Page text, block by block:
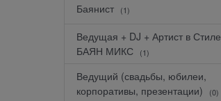
Баянист (1)
Ведущая + DJ + Артист в Стиле
БАЯН МИКС
(1)
Ведущий (свадьбы, юбилеи,
корпоративы, презентации)
(0)